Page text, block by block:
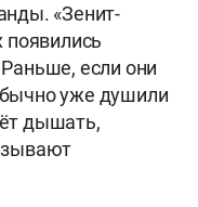
«Зенит-
появились
если они
уже душили
дышать,